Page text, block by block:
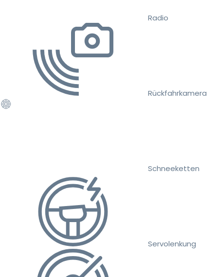
Radio
Rückfahrkamera
Schneeketten
Servolenkung